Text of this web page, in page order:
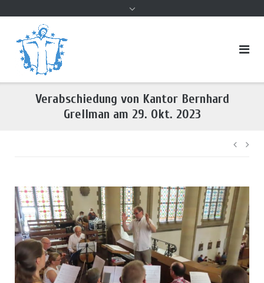
Verabschiedung von Kantor Bernhard
Grellman am 29. Okt. 2023